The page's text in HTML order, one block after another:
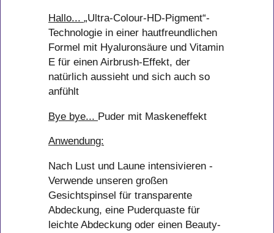
Hallo... „Ultra-Colour-HD-Pigment“-
Technologie in einer hautfreundlichen
Formel mit Hyaluronsäure und Vitamin
E für einen Airbrush-Effekt, der
natürlich aussieht und sich auch so
anfühlt
Bye bye... Puder mit Maskeneffekt
Anwendung:
Nach Lust und Laune intensivieren -
Verwende unseren großen
Gesichtspinsel für transparente
Abdeckung, eine Puderquaste für
leichte Abdeckung oder einen Beauty-